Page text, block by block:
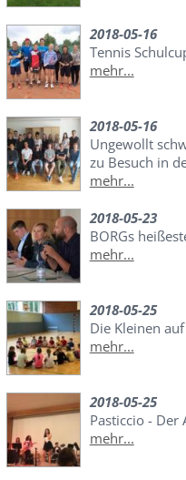
2018-05-16
Tennis
mehr...
2018-05-16
Ungewollt
zu Besuch in
mehr...
2018-05-23
BORGs
mehr...
2018-05-25
Die Kleinen
mehr...
2018-05-25
Pasticcio - Der
mehr...